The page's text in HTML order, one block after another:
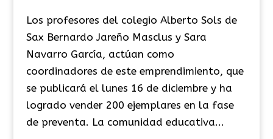
Los profesores del colegio Alberto Sols de
Sax Bernardo Jareño Masclus y Sara
Navarro García, actúan como
coordinadores de este emprendimiento, que
se publicará el lunes 16 de diciembre y ha
logrado vender 200 ejemplares en la fase
de preventa. La comunidad educativa...